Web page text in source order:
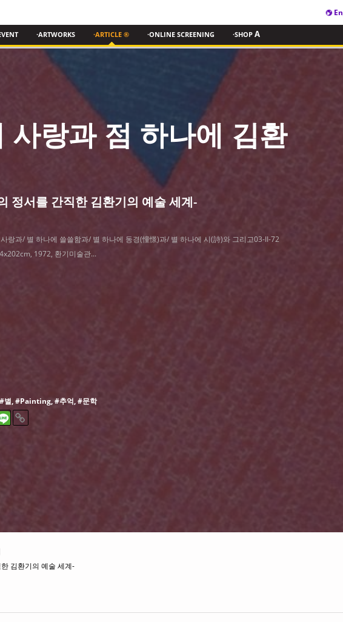
·ARTWORKS ·ARTICLE ® ·ONLINE SCREENING ·SHOP A
사랑과 점 하나에 김환
정서를 간직한 김환기의 예술 세계-
랑과/ 별 하나에 쓸쓸함과/ 별 하나에 동경(憧憬)과/ 별 하나에 시(詩)와 그리고03-II-72
1972, 환기미술관...
별, #Painting, #추억, #문학
김환기의 예술 세계-